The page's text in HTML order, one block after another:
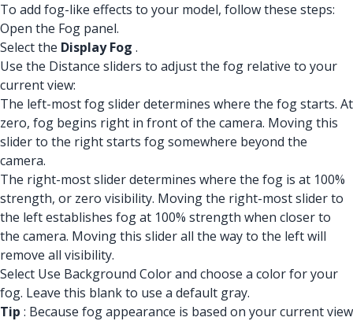
To add fog-like effects to your model, follow these steps:
Open the Fog panel.
Select the Display Fog .
Use the Distance sliders to adjust the fog relative to your
current view:
The left-most fog slider determines where the fog starts. At
zero, fog begins right in front of the camera. Moving this
slider to the right starts fog somewhere beyond the
camera.
The right-most slider determines where the fog is at 100%
strength, or zero visibility. Moving the right-most slider to
the left establishes fog at 100% strength when closer to
the camera. Moving this slider all the way to the left will
remove all visibility.
Select Use Background Color and choose a color for your
fog. Leave this blank to use a default gray.
Tip : Because fog appearance is based on your current view